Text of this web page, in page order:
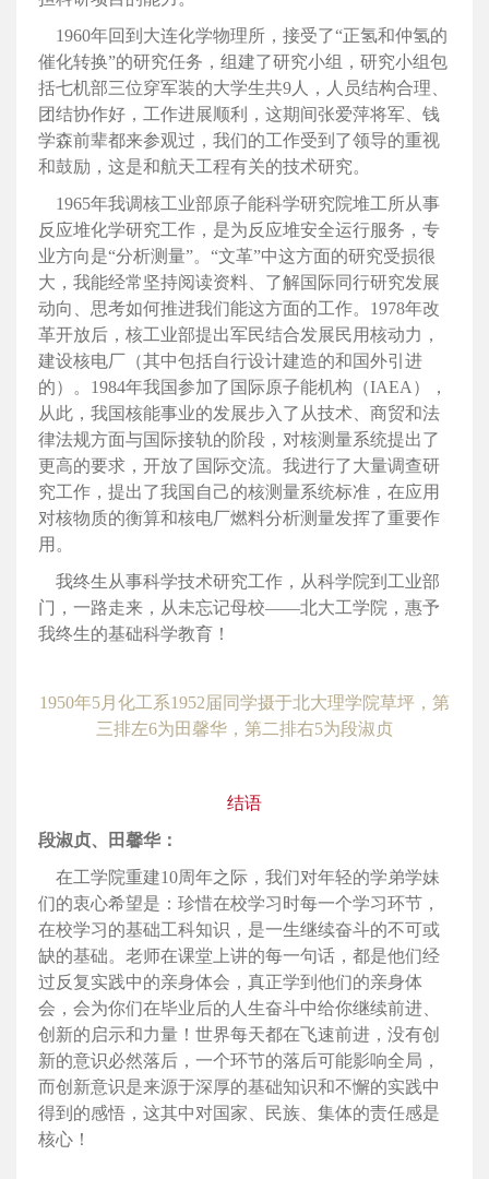
1960年回到大连化学物理所，接受了“正氢和仲氢的
催化转换”的研究任务，组建了研究小组，研究小组包
括七机部三位穿军装的大学生共9人，人员结构合理、
团结协作好，工作进展顺利，这期间张爱萍将军、钱
学森前辈都来参观过，我们的工作受到了领导的重视
和鼓励，这是和航天工程有关的技术研究。
1965年我调核工业部原子能科学研究院堆工所从事
反应堆化学研究工作，是为反应堆安全运行服务，专
业方向是“分析测量”。“文革”中这方面的研究受损很
大，我能经常坚持阅读资料、了解国际同行研究发展
动向、思考如何推进我们能这方面的工作。1978年改
革开放后，核工业部提出军民结合发展民用核动力，
建设核电厂（其中包括自行设计建造的和国外引进
的）。1984年我国参加了国际原子能机构（IAEA），
从此，我国核能事业的发展步入了从技术、商贸和法
律法规方面与国际接轨的阶段，对核测量系统提出了
更高的要求，开放了国际交流。我进行了大量调查研
究工作，提出了我国自己的核测量系统标准，在应用
对核物质的衡算和核电厂燃料分析测量发挥了重要作
用。
我终生从事科学技术研究工作，从科学院到工业部
门，一路走来，从未忘记母校——北大工学院，惠予
我终生的基础科学教育！
1950年5月化工系1952届同学摄于北大理学院草坪，第
三排左6为田馨华，第二排右5为段淑贞
结语
段淑贞、田馨华：
在工学院重建10周年之际，我们对年轻的学弟学妹
们的衷心希望是：珍惜在校学习时每一个学习环节，
在校学习的基础工科知识，是一生继续奋斗的不可或
缺的基础。老师在课堂上讲的每一句话，都是他们经
过反复实践中的亲身体会，真正学到他们的亲身体
会，会为你们在毕业后的人生奋斗中给你继续前进、
创新的启示和力量！世界每天都在飞速前进，没有创
新的意识必然落后，一个环节的落后可能影响全局，
而创新意识是来源于深厚的基础知识和不懈的实践中
得到的感悟，这其中对国家、民族、集体的责任感是
核心！